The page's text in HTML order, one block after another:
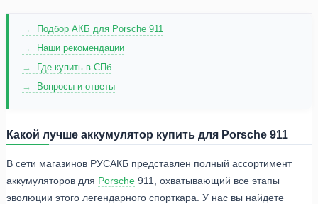
Подбор АКБ для Porsche 911
Наши рекомендации
Где купить в СПб
Вопросы и ответы
Какой лучше аккумулятор купить для Porsche 911
В сети магазинов РУСАКБ представлен полный ассортимент
аккумуляторов для Porsche 911, охватывающий все этапы
эволюции этого легендарного спорткара. У нас вы найдете